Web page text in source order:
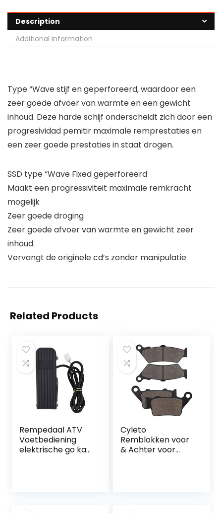
Description
Additional information
Type “Wave stijf en geperforeerd, waardoor een
zeer goede afvoer van warmte en een gewicht
inhoud. Deze harde schijf onderscheidt zich door een
progresividad pemitir maximale remprestaties en
een zeer goede prestaties in staat drogen.
SSD type “Wave Fixed geperforeerd
Maakt een progressiviteit maximale remkracht
mogelijk
Zeer goede droging
Zeer goede afvoer van warmte en gewicht zeer
inhoud.
Vervangt de originele cd’s zonder manipulatie
Related Products
Rempedaal ATV
Voetbediening
elektrische go kart
Cyleto
Remblokken voor
& Achter voor